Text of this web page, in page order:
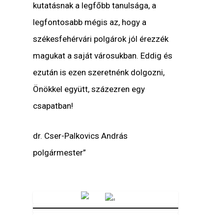
kutatásnak a legfőbb tanulsága, a
legfontosabb mégis az, hogy a
székesfehérvári polgárok jól érezzék
magukat a saját városukban. Eddig és
ezután is ezen szeretnénk dolgozni,
Önökkel együtt, százezren egy
csapatban!
dr. Cser-Palkovics András
polgármester”